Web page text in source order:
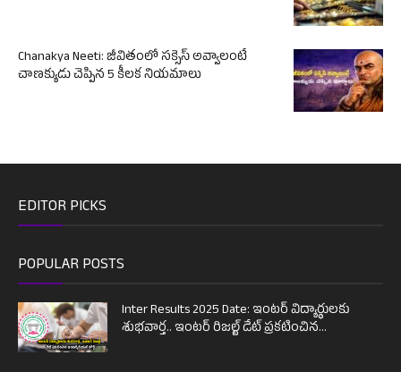
Chanakya Neeti: జీవితంలో సక్సెస్ అవ్వాలంటే
చాణక్యుడు చెప్పిన 5 కీలక నియమాలు
EDITOR PICKS
POPULAR POSTS
Inter Results 2025 Date: ఇంటర్ విద్యార్థులకు
శుభవార్త.. ఇంటర్ రిజల్ట్ డేట్ ప్రకటించిన...